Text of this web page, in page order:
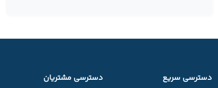
دسترسی سریع دسترسی مشتریان